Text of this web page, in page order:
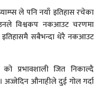
ले पनि नयाँ इतिहास रचेका
उनले विश्वकप नकआउट चरणमा
इतिहासमै सबैभन्दा धेरै नकआउट
प्रभावशाली जित निकाल्दै
अज्जेदिन औनाहीले दुई गोल गर्दा